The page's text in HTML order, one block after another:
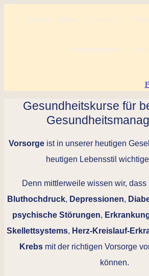
Gesundheitskurse für
Vorsorge ist in unserer heutigen
heutigen Lebensstil
Denn mittlerweile wissen wir,
Bluthochdruck, Depressionen,
psychische Störungen,
Skellettsystems, Herz-Kreislauf-
Krebs mit der richtigen Vorsorge
können.